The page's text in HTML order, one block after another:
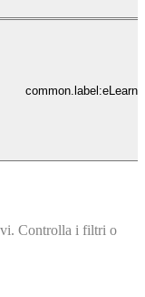
Controlla i filtri o